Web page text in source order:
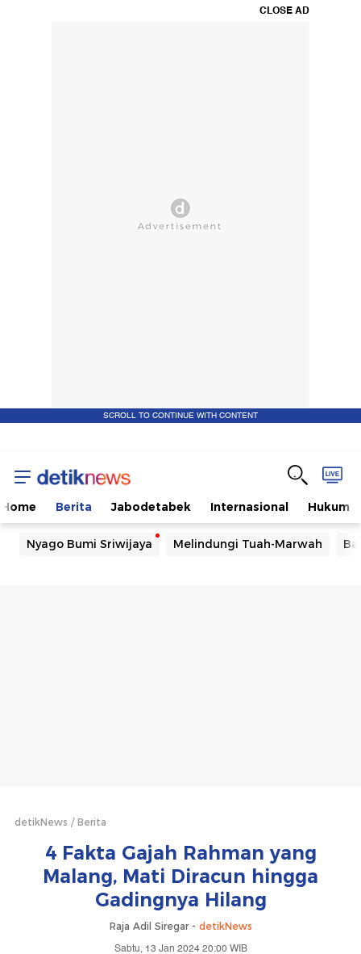
CLOSE AD
SCROLL TO CONTINUE WITH CONTENT
Home Berita Jabodetabek Internasional Hukum
Nyago Bumi Sriwijaya Melindungi Tuah-Marwah
detikNews Berita
4 Fakta Gajah Rahman yang
Malang, Mati Diracun hingga
Gadingnya Hilang
Raja Adil Siregar - detikNews
Sabtu, 13 Jan 2024 20:00 WIB